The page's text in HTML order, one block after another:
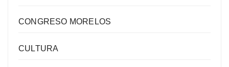
CONGRESO MORELOS
CULTURA